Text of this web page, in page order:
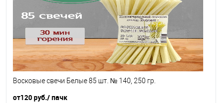
Восковые свечи Белые 85 шт. № 140, 250 гр.
от120 руб./ пачк